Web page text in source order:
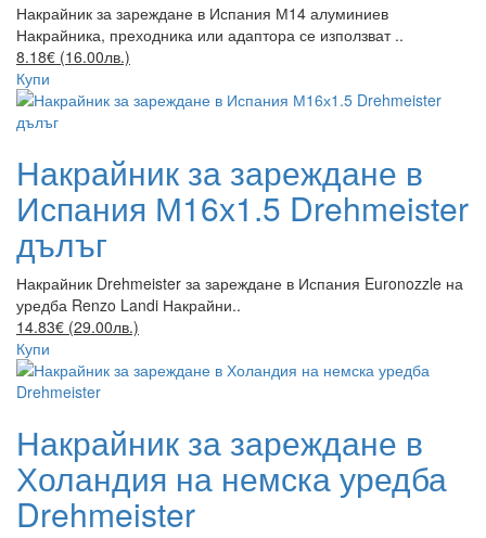
Накрайник за зареждане в Испания М14 алуминиев
Накрайника, преходника или адаптора се използват ..
8.18€ (16.00лв.)
Купи
Накрайник за зареждане в
Испания М16х1.5 Drehmeister
дълъг
Накрайник Drehmeister за зареждане в Испания Euronozzle на
уредба Renzo Landi Накрайни..
14.83€ (29.00лв.)
Купи
Накрайник за зареждане в
Холандия на немска уредба
Drehmeister